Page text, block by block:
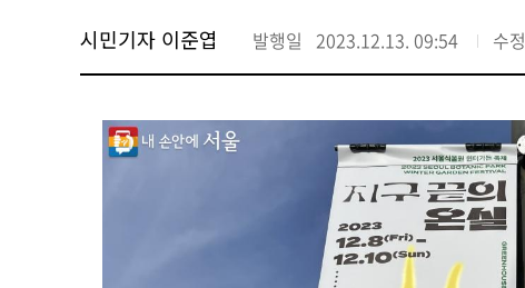
시민기자 이준엽 발행일 2023.12.13. 09:54 수